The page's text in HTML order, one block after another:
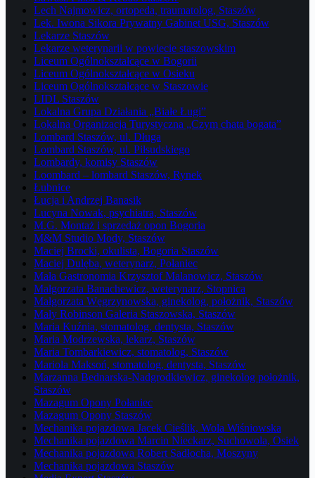
Lech Najmowicz, ortopeda, traumatolog, Staszów
Lek. Iwona Sikora Prywatny Gabinet USG, Staszów
Lekarze Staszów
Lekarze weterynarii w powiecie staszowskim
Liceum Ogólnokształcące w Bogorii
Liceum Ogólnokształcące w Osieku
Liceum Ogólnokształcące w Staszowie
LIDL Staszów
Lokalna Grupa Działania „Białe Ługi”
Lokalna Organizacja Turystyczna „Czym chata bogata”
Lombard Staszów, ul. Długa
Lombard Staszów, ul. Piłsudskiego
Lombardy, komisy Staszów
Loombard – lombard Staszów, Rynek
Łubnice
Łucja i Andrzej Banasik
Lucyna Nowak, psychiatra, Staszów
M.G. Montaż i sprzedaż opon Bogoria
M&M Studio Mody, Staszów
Maciej Brocki, okulista, Bogoria Staszów
Maciej Dulęba, weterynarz, Połaniec
Mała Gastronomia Krzysztof Malanowicz, Staszów
Małgorzata Banachewicz, weterynarz, Stopnica
Małgorzata Węgrzynowska, ginekolog, położnik, Staszów
Mały Robinson Galeria Staszowska, Staszów
Maria Kuźnia, stomatolog, dentysta, Staszów
Maria Modrzewska, lekarz, Staszów
Maria Tombarkiewicz, stomatolog, Staszów
Mariola Maksoń, stomatolog, dentysta, Staszów
Marzanna Bednarska-Nadgrodkiewicz, ginekolog położnik,
Staszów
Mazagum Opony Połaniec
Mazagum Opony Staszów
Mechanika pojazdowa Jacek Cieślik, Wola Wiśniowska
Mechanika pojazdowa Marcin Nieckarz, Suchowola, Osiek
Mechanika pojazdowa Robert Sadłocha, Moszyny
Mechanika pojazdowa Staszów